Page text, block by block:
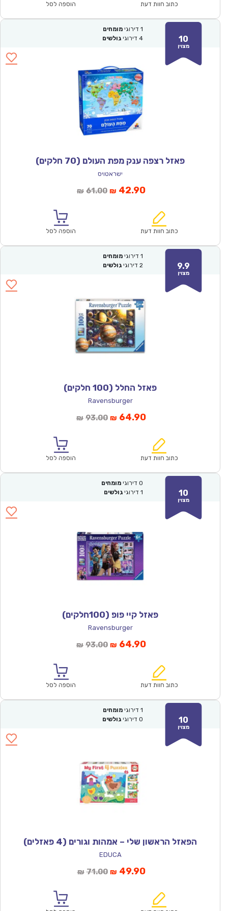
₪100.00.
כתוב חוות דעת הוספה לסל
10
מצוין
1 דירוגי מומחים
4 דירוגי גולשים
פאזל רצפה ענק מפת העולם (70 חלקים)
ישראטויס
₪ 61.00המחיר
₪61.00.
₪ 42.90המחיר
הוא:
כתוב חוות דעת הוספה לסל
9.9
מצוין
1 דירוגי מומחים
2 דירוגי גולשים
פאזל החלל (100 חלקים)
Ravensburger
₪ 93.00המחיר
₪93.00.
₪ 64.90המחיר
הוא:
כתוב חוות דעת הוספה לסל
10
מצוין
0 דירוגי מומחים
1 דירוגי גולשים
פאזל קיי פופ (100חלקים)
Ravensburger
₪ 93.00המחיר
₪93.00.
₪ 64.90המחיר
הוא:
כתוב חוות דעת הוספה לסל
10
מצוין
1 דירוגי מומחים
0 דירוגי גולשים
הפאזל הראשון שלי – אמהות וגורים (4 פאזלים)
EDUCA
₪ 71.00המחיר
₪ 49.90המחיר
הוא: